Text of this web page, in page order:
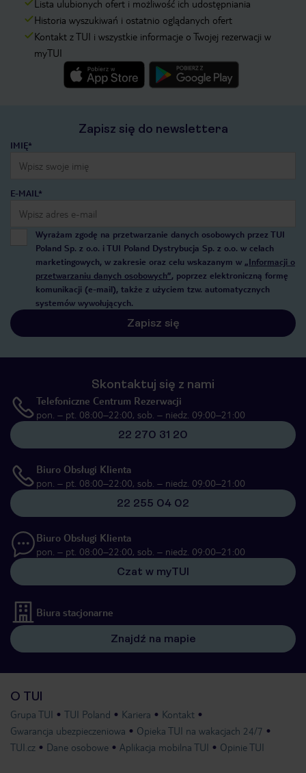
Lista ulubionych ofert i możliwość ich udostępniania
Historia wyszukiwań i ostatnio oglądanych ofert
Kontakt z TUI i wszystkie informacje o Twojej rezerwacji w
myTUI
Zapisz się do newslettera
IMIĘ*
E-MAIL*
Wyrażam zgodę na przetwarzanie danych osobowych przez TUI
Poland Sp. z o.o. i TUI Poland Dystrybucja Sp. z o.o. w celach
marketingowych, w zakresie oraz celu wskazanym w „Informacji o
przetwarzaniu danych osobowych”, poprzez elektroniczną formę
komunikacji (e-mail), także z użyciem tzw. automatycznych
systemów wywołujących.
Zapisz się
Skontaktuj się z nami
Telefoniczne Centrum Rezerwacji
pon. – pt. 08:00–22:00, sob. – niedz. 09:00–21:00
22 270 31 20
Biuro Obsługi Klienta
pon. – pt. 08:00–22:00, sob. – niedz. 09:00–21:00
22 255 04 02
Biuro Obsługi Klienta
pon. – pt. 08:00–22:00, sob. – niedz. 09:00–21:00
Czat w myTUI
Biura stacjonarne
Znajdź na mapie
O TUI
Grupa TUI TUI Poland Kariera
Kontakt
Gwarancja ubezpieczeniowa
Opieka TUI na wakacjach 24/7
TUI.cz
Dane osobowe Aplikacja mobilna TUI Opinie TUI